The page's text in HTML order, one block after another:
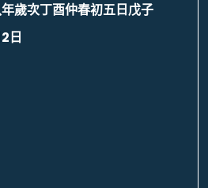
歲次丁酉仲春初五日戊子
日